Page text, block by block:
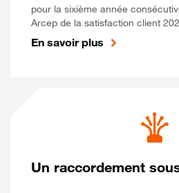
pour la sixième année
Arcep de la satisfaction client
En savoir plus
Un raccordement